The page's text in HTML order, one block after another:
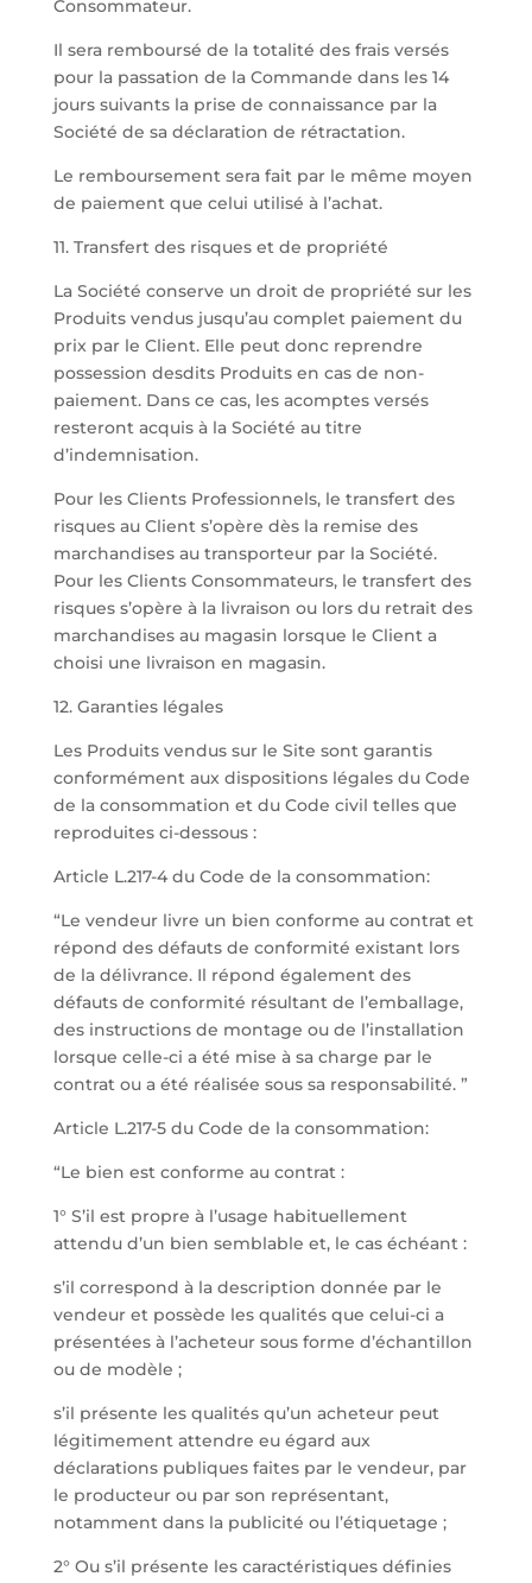
Consommateur.
Il sera remboursé de la totalité des frais versés
pour la passation de la Commande dans les 14
jours suivants la prise de connaissance par la
Société de sa déclaration de rétractation.
Le remboursement sera fait par le même moyen
de paiement que celui utilisé à l’achat.
11. Transfert des risques et de propriété
La Société conserve un droit de propriété sur les
Produits vendus jusqu’au complet paiement du
prix par le Client. Elle peut donc reprendre
possession desdits Produits en cas de non-
paiement. Dans ce cas, les acomptes versés
resteront acquis à la Société au titre
d’indemnisation.
Pour les Clients Professionnels, le transfert des
risques au Client s’opère dès la remise des
marchandises au transporteur par la Société.
Pour les Clients Consommateurs, le transfert des
risques s’opère à la livraison ou lors du retrait des
marchandises au magasin lorsque le Client a
choisi une livraison en magasin.
12. Garanties légales
Les Produits vendus sur le Site sont garantis
conformément aux dispositions légales du Code
de la consommation et du Code civil telles que
reproduites ci-dessous :
Article L.217-4 du Code de la consommation:
“Le vendeur livre un bien conforme au contrat et
répond des défauts de conformité existant lors
de la délivrance. Il répond également des
défauts de conformité résultant de l’emballage,
des instructions de montage ou de l’installation
lorsque celle-ci a été mise à sa charge par le
contrat ou a été réalisée sous sa responsabilité. ”
Article L.217-5 du Code de la consommation:
“Le bien est conforme au contrat :
1° S’il est propre à l’usage habituellement
attendu d’un bien semblable et, le cas échéant :
s’il correspond à la description donnée par le
vendeur et possède les qualités que celui-ci a
présentées à l’acheteur sous forme d’échantillon
ou de modèle ;
s’il présente les qualités qu’un acheteur peut
légitimement attendre eu égard aux
déclarations publiques faites par le vendeur, par
le producteur ou par son représentant,
notamment dans la publicité ou l’étiquetage ;
2° Ou s’il présente les caractéristiques définies